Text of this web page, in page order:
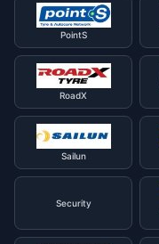
PointS
RoadX
Sailun
Security